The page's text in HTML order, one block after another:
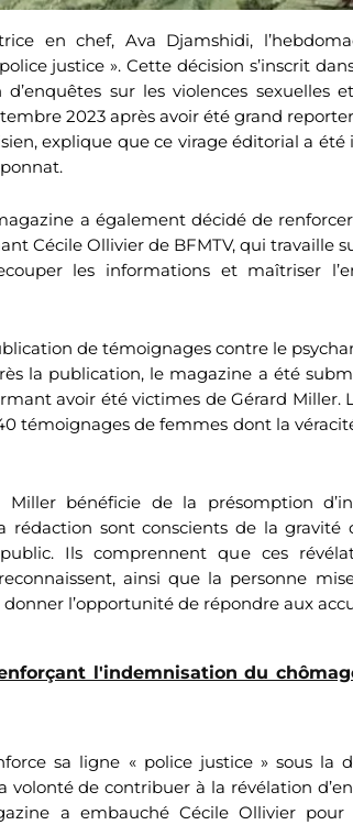
en chef, Ava Djamshidi,
justice ». Cette décision s’inscrit
sur les violences sexuelles
2023 après avoir été grand
explique que ce virage éditorial a été
a également décidé de
Cécile Ollivier de BFMTV, qui travaille
les informations et maîtriser
de témoignages contre le
la publication, le magazine a été
avoir été victimes de Gérard Miller.
témoignages de femmes dont la
bénéficie de la présomption
rédaction sont conscients de la gravité
Ils comprennent que ces
ainsi que la personne
l’opportunité de répondre aux
l'indemnisation du
sa ligne « police justice » sous la
volonté de contribuer à la révélation
a embauché Cécile Ollivier pour